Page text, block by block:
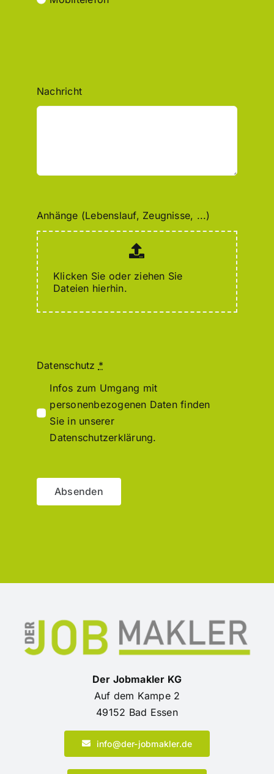
Nachricht
Anhänge (Lebenslauf, Zeugnisse, ...)
Klicken Sie oder ziehen Sie
Dateien hierhin.
Datenschutz *
Infos zum Umgang mit
personenbezogenen Daten finden
Sie in unserer
Datenschutzerklärung.
Absenden
Der Jobmakler KG
Auf dem Kampe 2
49152 Bad Essen
info@der-jobmakler.de